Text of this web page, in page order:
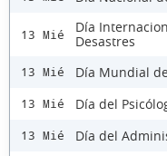
13 Mié
Día
Desastres
13 Mié Día Mundial
13 Mié Día del
13 Mié Día del